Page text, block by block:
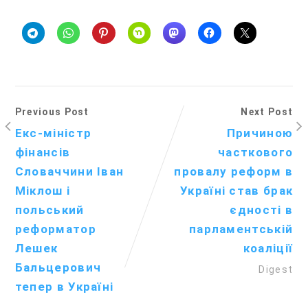
Previous Post
Екс-міністр
фінансів
Словаччини Іван
Міклош і
польський
реформатор
Лешек
Бальцерович
тепер в Україні
Next Post
Причиною
часткового
провалу реформ в
Україні став брак
єдності в
парламентській
коаліції
Digest